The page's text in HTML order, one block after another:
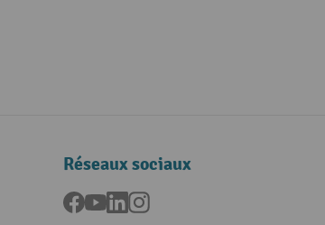
Réseaux sociaux
Facebook
YouTubeLinkedInInstagram